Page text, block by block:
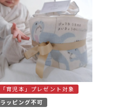
「育児本」プレゼント対象
ラッピング不可